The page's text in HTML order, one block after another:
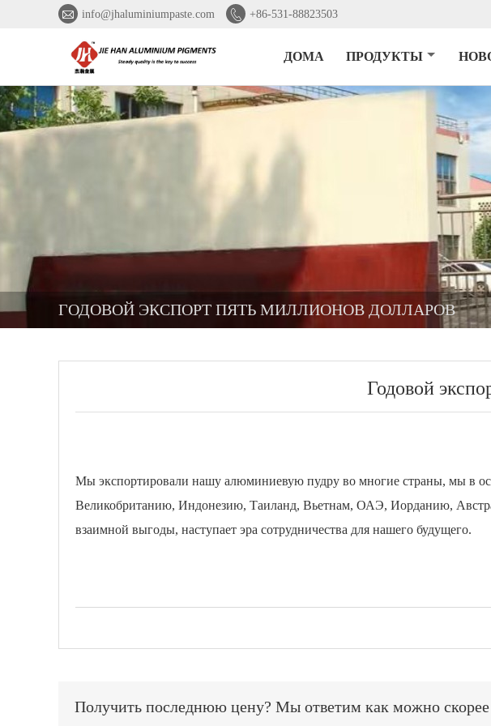
 info@jhaluminiumpaste.com  +86-531-88823503
ДОМА ПРОДУКТЫ
ГОДОВОЙ ЭКСПОРТ ПЯТЬ МИЛЛИОНОВ ДОЛЛАРОВ
Годовой
Мы экспортировали нашу алюминиевую пудру во многие страны, мы в
Великобританию, Индонезию, Таиланд, Вьетнам, ОАЭ, Иорданию,
взаимной выгоды, наступает эра сотрудничества для нашего будущего.
Получить последнюю цену? Мы ответим как можно скорее